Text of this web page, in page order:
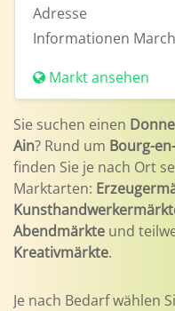
Adresse
Informationen
Markt ansehen
Sie suchen einen
Ain? Rund um Bourg-
finden Sie je nach Ort
Marktarten:
Abendmärkte und
Kreativmärkte.
Je nach Bedarf wählen